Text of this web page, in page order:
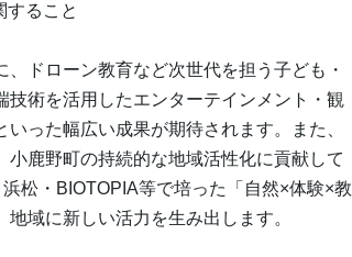
すること
ドローン教育など次世代を担う子ども・
術を活用したエンターテインメント・観
った幅広い成果が期待されます。また、
鹿野町の持続的な地域活性化に貢献して
松・BIOTOPIA等で培った「自然×体験×教
域に新しい活力を生み出します。